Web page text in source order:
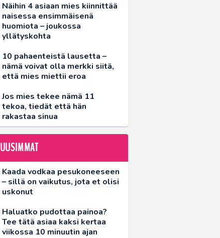
Näihin 4 asiaan mies kiinnittää
naisessa ensimmäisenä
huomiota – joukossa
yllätyskohta
10 pahaenteistä lausetta –
nämä voivat olla merkki siitä,
että mies miettii eroa
Jos mies tekee nämä 11
tekoa, tiedät että hän
rakastaa sinua
UUSIMMAT
Kaada vodkaa pesukoneeseen
– sillä on vaikutus, jota et olisi
uskonut
Haluatko pudottaa painoa?
Tee tätä asiaa kaksi kertaa
viikossa 10 minuutin ajan